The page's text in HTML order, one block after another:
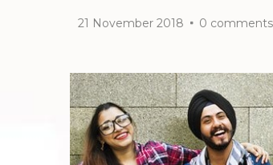
21 November 2018 0 comments